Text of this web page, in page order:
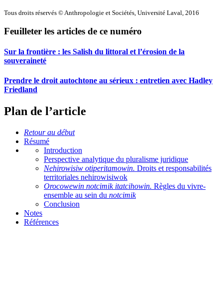
Tous droits réservés © Anthropologie et Sociétés, Université Laval, 2016
Feuilleter les articles de ce numéro
Sur la frontière : les Salish du littoral et l’érosion de la
souveraineté
Prendre le droit autochtone au sérieux : entretien avec Hadley
Friedland
Plan de l’article
Retour au début
Résumé
Introduction
Perspective analytique du pluralisme juridique
Nehirowisiw otiperitamowin. Droits et responsabilités
territoriales nehirowisiwok
Orocowewin notcimik itatcihowin. Règles du vivre-
ensemble au sein du notcimik
Conclusion
Notes
Références